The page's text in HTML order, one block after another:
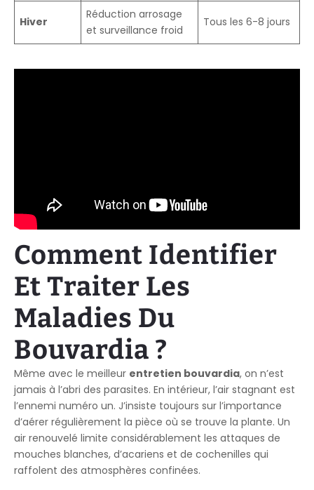
Hiver
Réduction arrosage
et surveillance froid
Tous les 6-8 jours
Comment Identifier
Et Traiter Les
Maladies Du
Bouvardia ?
Même avec le meilleur entretien bouvardia, on n’est
jamais à l’abri des parasites. En intérieur, l’air stagnant est
l’ennemi numéro un. J’insiste toujours sur l’importance
d’aérer régulièrement la pièce où se trouve la plante. Un
air renouvelé limite considérablement les attaques de
mouches blanches, d’acariens et de cochenilles qui
raffolent des atmosphères confinées.